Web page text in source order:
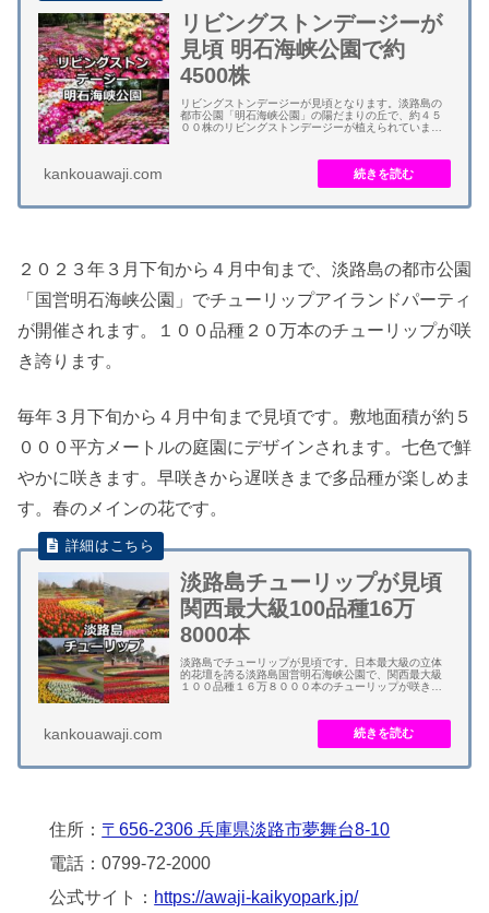
リビングストンデージーが
見頃 明石海峡公園で約
4500株
リビングストンデージーが見頃となります。淡路島の
都市公園「明石海峡公園」の陽だまりの丘で、約４５
００株のリビングストンデージーが植えられていま
kankouawaji.com
２０２３年３月下旬から４月中旬まで、淡路島の都市公園
「国営明石海峡公園」でチューリップアイランドパーティ
が開催されます。１００品種２０万本のチューリップが咲
き誇ります。
毎年３月下旬から４月中旬まで見頃です。敷地面積が約５
０００平方メートルの庭園にデザインされます。七色で鮮
やかに咲きます。早咲きから遅咲きまで多品種が楽しめま
す。春のメインの花です。
淡路島チューリップが見頃
関西最大級100品種16万
8000本
淡路島でチューリップが見頃です。日本最大級の立体
的花壇を誇る淡路島国営明石海峡公園で、関西最大級
１００品種１６万８０００本のチューリップが咲きま
kankouawaji.com
住所： 〒656-2306 兵庫県淡路市夢舞台8-10
電話：0799-72-2000
公式サイト： https://awaji-kaikyopark.jp/